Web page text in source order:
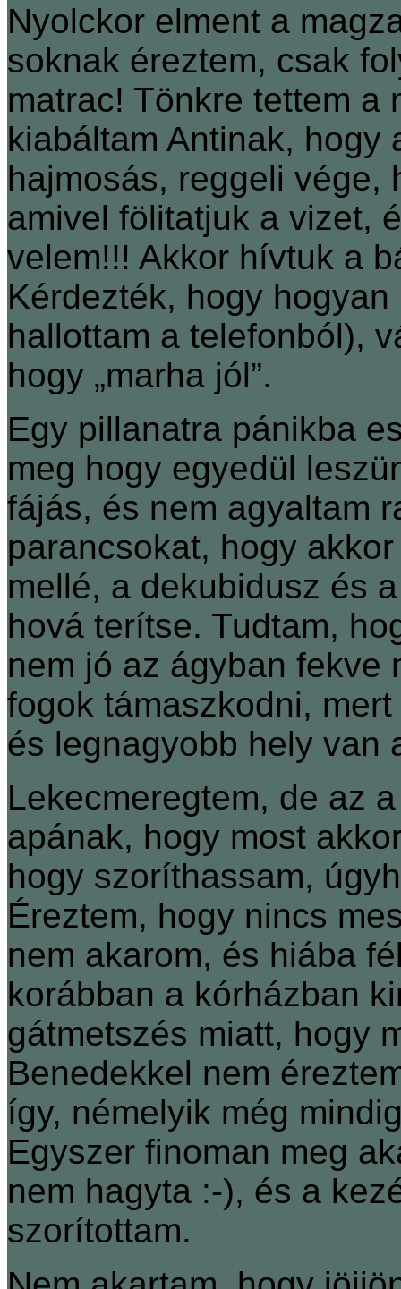
Nyolckor elment a
soknak éreztem, csak
matrac! Tönkre tettem a
kiabáltam Antinak, hogy
hajmosás, reggeli vége,
amivel fölitatjuk a vizet,
velem!!! Akkor hívtuk a
Kérdezték, hogy
hallottam a telefonból),
hogy „marha jól”.
Egy pillanatra pánikba
meg hogy egyedül
fájás, és nem agyaltam
parancsokat, hogy
mellé, a dekubidusz és
hová terítse. Tudtam,
nem jó az ágyban fekve
fogok támaszkodni,
és legnagyobb hely van
Lekecmeregtem, de az
apának, hogy most
hogy szoríthassam,
Éreztem, hogy nincs
nem akarom, és hiába
korábban a kórházban
gátmetszés miatt, hogy
Benedekkel nem
így, némelyik még
Egyszer finoman meg
nem hagyta :-), és a
szorítottam.